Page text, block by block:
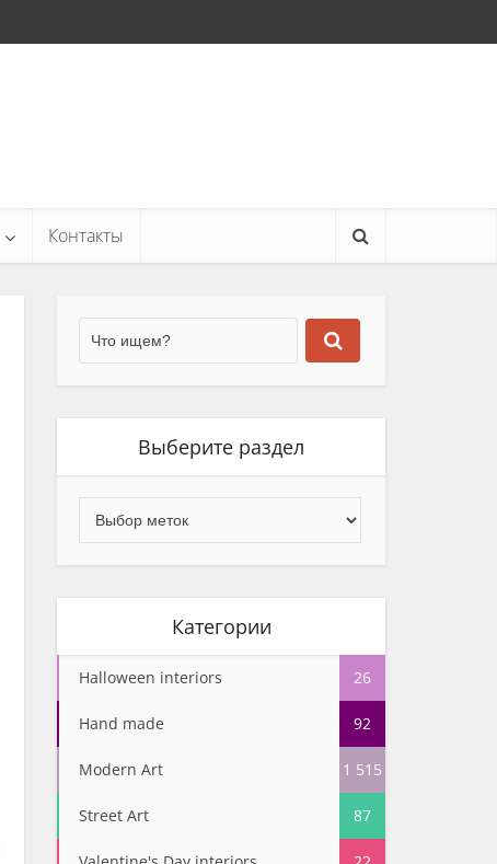
Контакты
Выберите раздел
Категории
Halloween interiors 26
Hand made 92
Modern Art 1 515
Street Art 87